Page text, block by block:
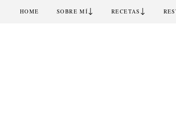
HOME SOBRE MÍ↓ RECETAS ↓